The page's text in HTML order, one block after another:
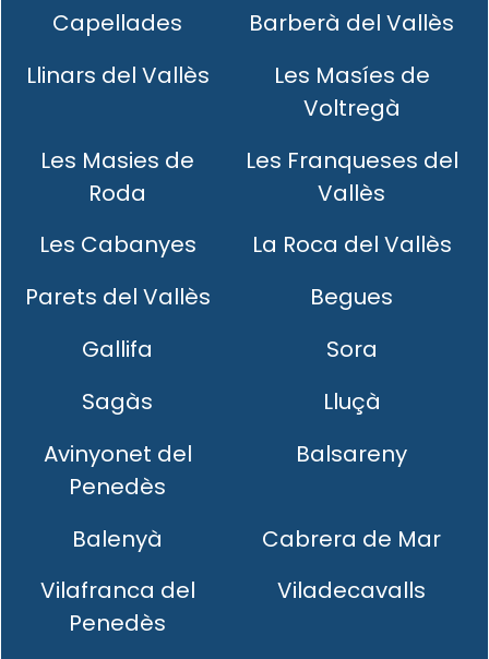
Capellades
Barberà del Vallès
Llinars del Vallès
Les Masíes de
Voltregà
Les Masies de
Roda
Les Franqueses del
Vallès
Les Cabanyes
La Roca del Vallès
Parets del Vallès
Begues
Gallifa
Sora
Sagàs
Lluçà
Avinyonet del
Penedès
Balsareny
Balenyà
Cabrera de Mar
Vilafranca del
Penedès
Viladecavalls